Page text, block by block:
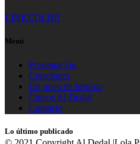
LINKEDLN
Menú
Presentación
Creaciones
Un poco de historia
Cursos Al Dedal
Contacto
Lo último publicado